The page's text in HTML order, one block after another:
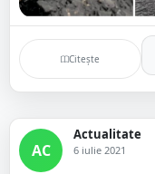
Citește
AC
Actualitate
6 iulie 2021